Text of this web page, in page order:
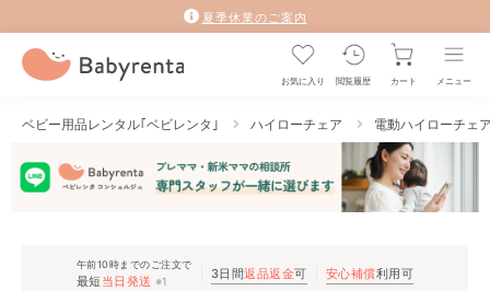
夏季休業のご案内
お気に入り 閲覧履歴 カート メニュー
ベビー用品レンタル｢ベビレンタ｣ ハイローチェア 電動ハイローチェ
午前10時までのご注文で
最短 当日発送 ※1 3日間返品返金可 安心補償利用可